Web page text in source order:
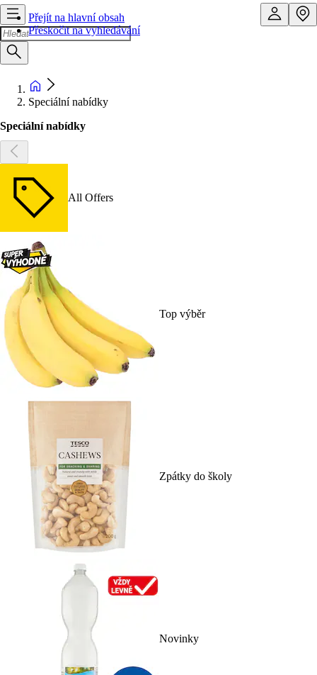
Přejít na hlavní obsah
Přeskočit na vyhledávání
Speciální nabídky
Speciální nabídky
All Offers
Top výběr
Zpátky do školy
Novinky